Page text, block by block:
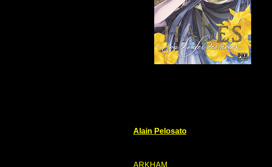
Alain Pelosato
ARKHAM